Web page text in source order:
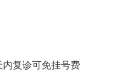
内复诊可免挂号费